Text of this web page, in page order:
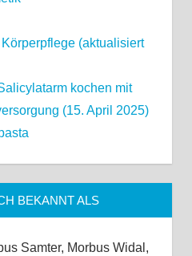
(aktualisiert
kochen mit
(15. April 2025)
BEKANNT ALS
Samter, Morbus Widal,